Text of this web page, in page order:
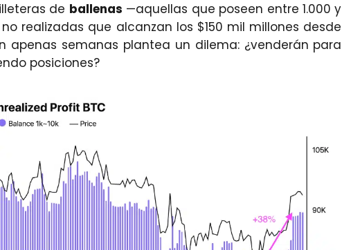
de ballenas —aquellas que poseen entre 1.000 y
realizadas que alcanzan los $150 mil millones desde
apenas semanas plantea un dilema: ¿venderán para
posiciones?